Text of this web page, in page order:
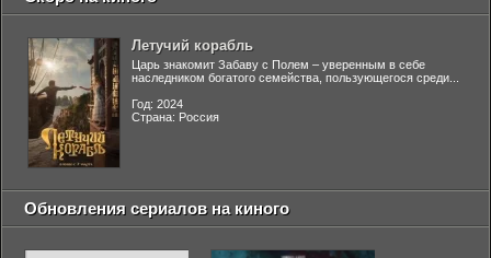
Летучий корабль
Царь знакомит Забаву с Полем – уверенным в себе
наследником богатого семейства, пользующегося среди...
Год: 2024
Страна: Россия
Обновления сериалов на киного